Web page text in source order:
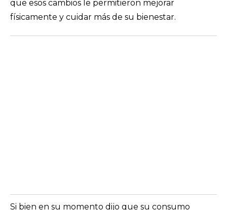
que esos cambios le permitieron mejorar
físicamente y cuidar más de su bienestar.
Si bien en su momento dijo que su consumo